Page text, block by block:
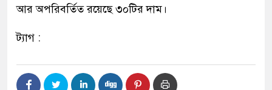
আর অপরিবর্তিত রয়েছে ৩০টির দাম।
ট্যাগ :